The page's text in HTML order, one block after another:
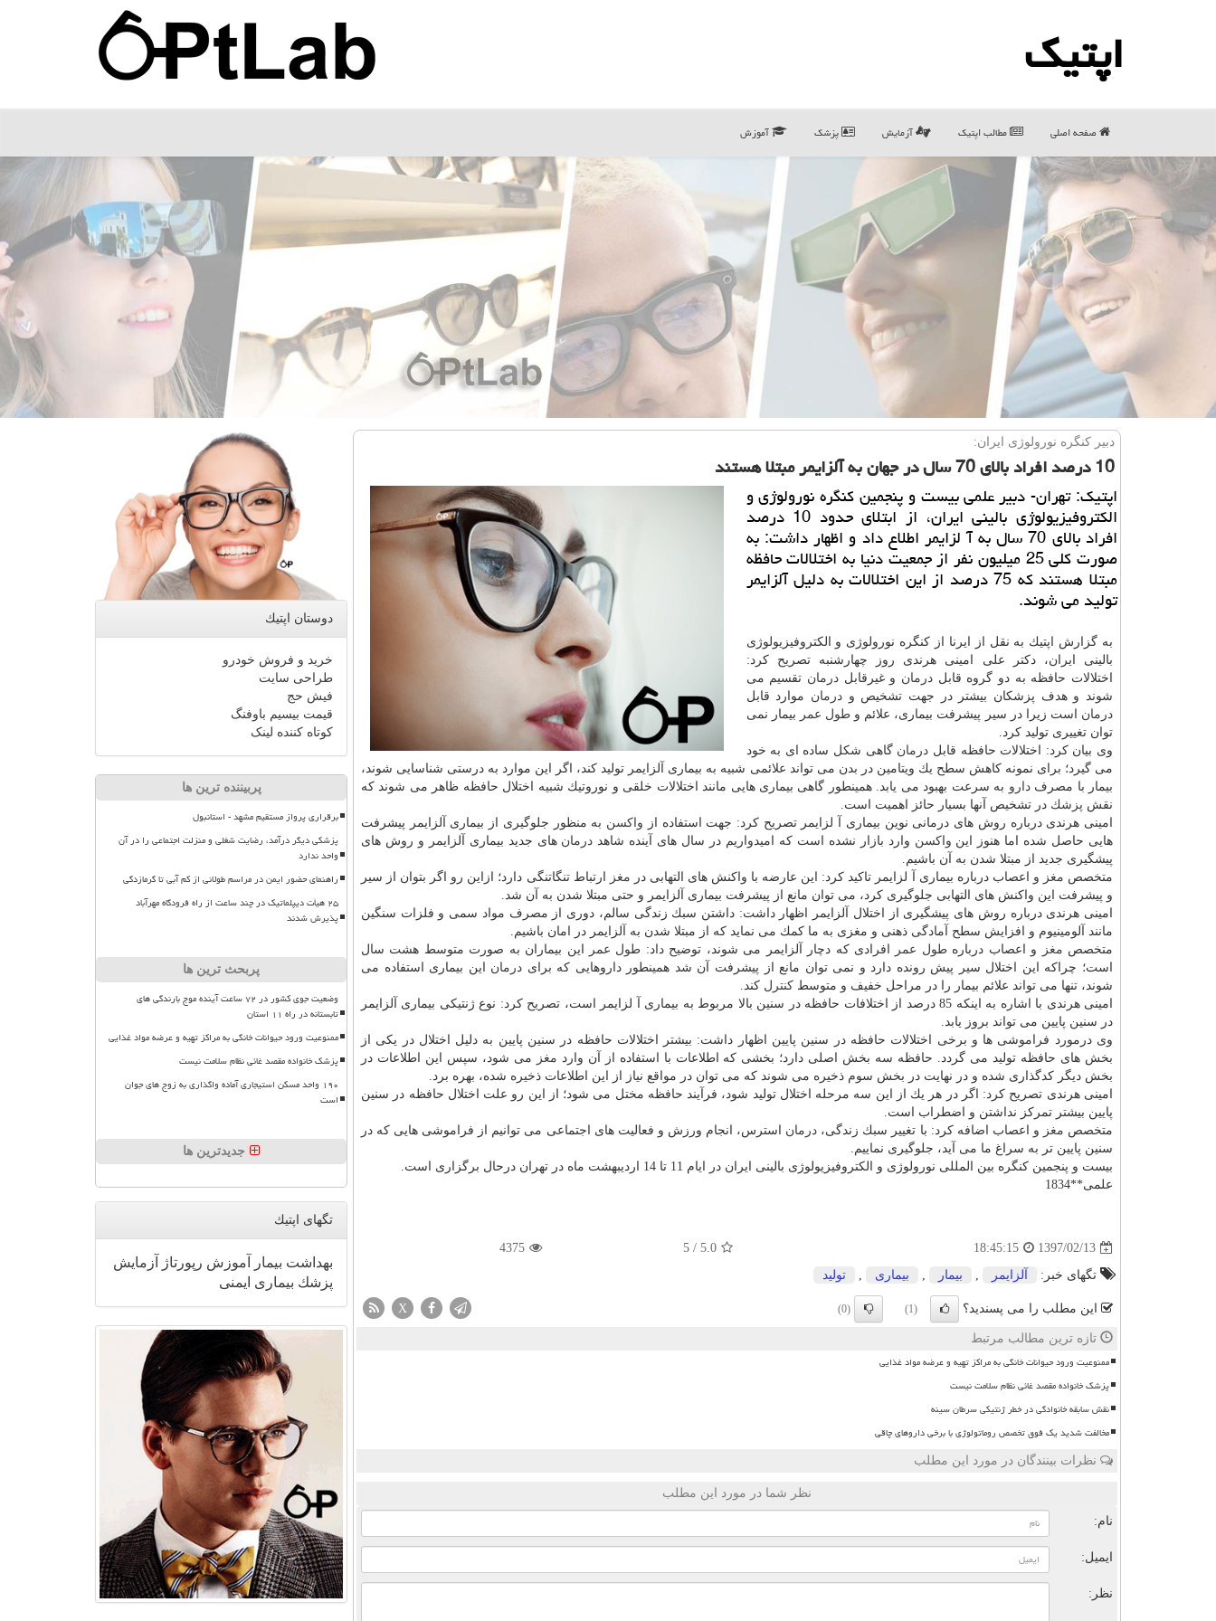
اپتیك
صفحه اصلی مطالب اپتیك آزمایش پزشک آموزش
دبیر كنگره نورولوژی ایران:
10 درصد افراد بالای 70 سال در جهان به آلزایمر مبتلا هستند
اپتیك: تهران- دبیر علمی بیست و پنجمین كنگره نورولوژی و
الكتروفیزیولوژی بالینی ایران، از ابتلای حدود 10 درصد
افراد بالای 70 سال به آ لزایمر اطلاع داد و اظهار داشت: به
صورت كلی 25 میلیون نفر از جمعیت دنیا به اختلالات حافظه
مبتلا هستند كه 75 درصد از این اختلالات به دلیل آلزایمر
تولید می شوند.
به گزارش اپتیك به نقل از ایرنا از كنگره نورولوژی و الكتروفیزیولوژی
بالینی ایران، دكتر علی امینی هرندی روز چهارشنبه تصریح كرد:
اختلالات حافظه به دو گروه قابلدرمان و غیرقابلدرمان تقسیم می
شوند و هدف پزشكان بیشتر در جهت تشخیص ودرمان موارد قابل
درمان است زیرا در سیر پیشرفت بیماری، علائم وطول عمر بیمار نمی
توان تغییری تولید كرد.
وی بیان كرد: اختلالات حافظه قابل درمان گاهی شكل ساده ای به خود
می گیرد؛ برای نمونه كاهش سطح یك ویتامین در بدن می تواند علائمی شبیه به بیماری آلزایمر تولید كند، اگر این موارد به درستی شناسایی شوند،
بیمار با مصرفدارو به سرعت بهبود می یابد. همینطور گاهی بیماری هایی مانند اختلالات خلقی و نوروتیك شبیه اختلال حافظه ظاهر می شوند كه
نقش پزشك در تشخیص آنها بسیار حائز اهمیت است.
امینی هرندی درباره روش های درمانی نوین بیماری آ لزایمر تصریح كرد: جهت استفاده از واكسن به منظور جلوگیری از بیماری آلزایمر پیشرفت
هایی حاصل شده اما هنوز این واكسن وارد بازار نشده است كه امیدواریم در سال های آینده شاهد درمان های جدید بیماری آلزایمر و روش های
پیشگیری جدید از مبتلا شدن به آن باشیم.
متخصص مغز و اعصاب درباره بیماری آ لزایمر تاكید كرد: این عارضه با واكنش های التهابی در مغز ارتباط تنگاتنگی دارد؛ ازاین رو اگر بتوان از سیر
و پیشرفت این واكنش های التهابی جلوگیری كرد، می توان مانع از پیشرفت بیماری آلزایمر و حتی مبتلا شدن به آن شد.
امینی هرندی درباره روش های پیشگیری از اختلال آلزایمر اظهار داشت: داشتن سبك زندگی سالم، دوری از مصرف مواد سمی و فلزات سنگین
مانند آلومینیوم و افزایش سطح آمادگی ذهنی و مغزی به ما كمك می نماید كه از مبتلا شدن به آلزایمر در امان باشیم.
متخصص مغز و اعصاب دربارهطول عمر افرادی كه دچار آلزایمر می شوند، توضیح داد: طول عمر
این بیماران به صورت متوسط هشت سال
است؛ چراكه این اختلال سیر پیش رونده دارد و نمی توان مانع از پیشرفت آن شد همینطور داروهایی كه برای درمان این بیماری استفاده می
شوند، تنها می تواند علائم بیمار را در مراحل خفیف و متوسط كنترل كند.
امینی هرندی با اشاره به اینكه 85 درصد از اختلافات حافظه در سنین بالا مربوط به بیماری آ لزایمر است، تصریح كرد: نوع ژنتیكی بیماری آلزایمر
در سنین پایین می تواند بروز یابد.
وی درمورد فراموشی ها و برخی اختلالات حافظه در سنین پایین اظهار داشت: بیشتر اختلالات حافظه در سنین پایین به دلیل اختلال در یكی از
بخش های حافظه تولید می گردد. حافظه سه بخش اصلی دارد؛ بخشی كه اطلاعات با استفاده از آن وارد مغز
می شود، سپس این اطلاعات در
بخش دیگر كدگذاری شده و در نهایت در بخش سوم ذخیره می شوند كه می توان در مواقع نیاز از این اطلاعات ذخیره شده، بهره برد.
امینی هرندی تصریح كرد: اگر در هر یك از این سه مرحله اختلال تولید شود، فرآیند حافظه مختل می شود؛ از این رو علت اختلال حافظه در سنین
پایین بیشتر تمركز نداشتن و اضطراب است.
متخصص مغز و اعصاب اضافه كرد: با تغییر سبك زندگی، درمان استرس، انجام ورزش و فعالیت های اجتماعی می توانیم از فراموشی هایی كه در
سنین پایین تر به سراغ ما می آید، جلوگیری نماییم.
بیست و پنجمین كنگره بین المللی نورولوژی و الكتروفیزیولوژی بالینی ایران در ایام 11 تا 14 اردیبهشت ماه در تهران درحال برگزاری است.
علمی**1834
1397/02/13
18:45:15
5.0
/
5
4375
تگهای خبر: آلزایمر , بیمار , بیماری , تولید
این مطلب را می پسندید؟ (1)
(0)
X
تازه ترین مطالب مرتبط
ممنوعیت ورود حیوانات خانگی به مراکز تهیه و عرضه مواد غذایی
پزشک خانواده مقصد غائی نظام سلامت نیست
نقش سابقه خانوادگی در خطر ژنتیکی سرطان سینه
مخالفت شدید یک فوق تخصص روماتولوژی با برخی داروهای چاقی
نظرات بینندگان در مورد این مطلب
نظر شما در مورد این مطلب
نام:
ایمیل:
نظر:
دوستان اپتیك
خرید و فروش خودرو
طراحی سایت
فیش حج
قیمت بیسیم باوفنگ
کوتاه کننده لینک
پربیننده ترین ها
برقراری پرواز مستقیم مشهد - استانبول
پزشکی دیگر درآمد، رضایت شغلی و منزلت اجتماعی را در آن
واحد ندارد
راهنمای حضور ایمن در مراسم طولانی از کم آبی تا گرمازدگی
۲۵ هیأت دیپلماتیک در چند ساعت از راه فرودگاه مهرآباد
پذیرش شدند
پربحث ترین ها
وضعیت جوی کشور در ۷۲ ساعت آینده موج بارندگی های
تابستانه در راه ۱۱ استان
ممنوعیت ورود حیوانات خانگی به مراکز تهیه و عرضه مواد غذایی
پزشک خانواده مقصد غائی نظام سلامت نیست
۱۹۰ واحد مسکن استیجاری آماده واگذاری به زوج های جوان
است
جدیدترین ها
تگهای اپتیك
بهداشت بیمار آموزش رپورتاژ
آزمایش
پزشك بیماری ایمنی